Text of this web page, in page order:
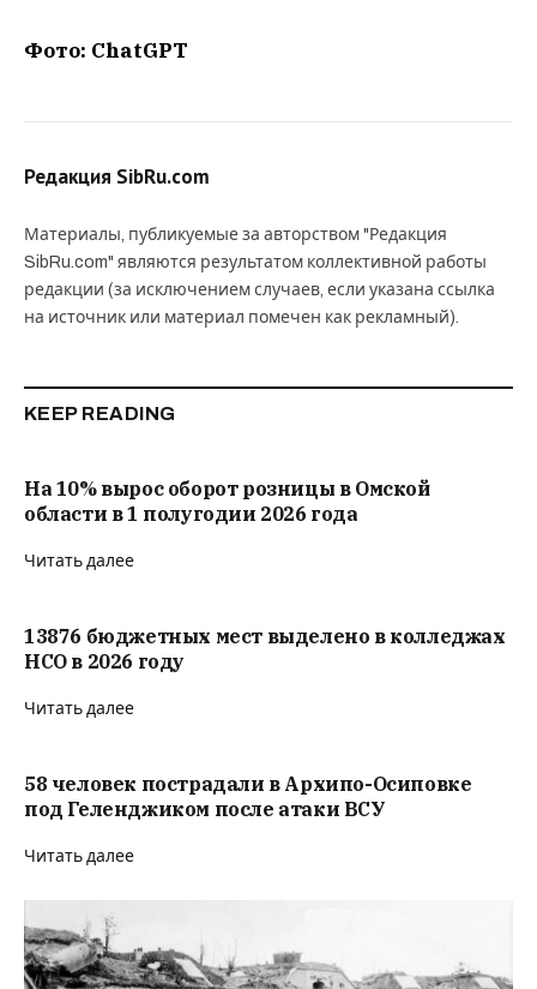
Фото: ChatGPT
Редакция SibRu.com
Материалы, публикуемые за авторством "Редакция
SibRu.com" являются результатом коллективной работы
редакции (за исключением случаев, если указана ссылка
на источник или материал помечен как рекламный).
KEEP READING
На 10% вырос оборот розницы в Омской
области в 1 полугодии 2026 года
Читать далее
13876 бюджетных мест выделено в колледжах
НСО в 2026 году
Читать далее
58 человек пострадали в Архипо-Осиповке
под Геленджиком после атаки ВСУ
Читать далее